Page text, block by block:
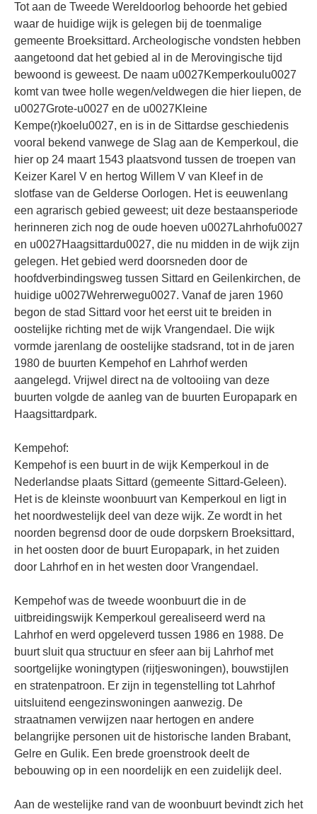
Tot aan de Tweede Wereldoorlog behoorde het gebied
waar de huidige wijk is gelegen bij de toenmalige
gemeente Broeksittard. Archeologische vondsten hebben
aangetoond dat het gebied al in de Merovingische tijd
bewoond is geweest. De naam u0027Kemperkoulu0027
komt van twee holle wegen/veldwegen die hier liepen, de
u0027Grote-u0027 en de u0027Kleine
Kempe(r)koelu0027, en is in de Sittardse geschiedenis
vooral bekend vanwege de Slag aan de Kemperkoul, die
hier op 24 maart 1543 plaatsvond tussen de troepen van
Keizer Karel V en hertog Willem V van Kleef in de
slotfase van de Gelderse Oorlogen. Het is eeuwenlang
een agrarisch gebied geweest; uit deze bestaansperiode
herinneren zich nog de oude hoeven u0027Lahrhofu0027
en u0027Haagsittardu0027, die nu midden in de wijk zijn
gelegen. Het gebied werd doorsneden door de
hoofdverbindingsweg tussen Sittard en Geilenkirchen, de
huidige u0027Wehrerwegu0027. Vanaf de jaren 1960
begon de stad Sittard voor het eerst uit te breiden in
oostelijke richting met de wijk Vrangendael. Die wijk
vormde jarenlang de oostelijke stadsrand, tot in de jaren
1980 de buurten Kempehof en Lahrhof werden
aangelegd. Vrijwel direct na de voltooiing van deze
buurten volgde de aanleg van de buurten Europapark en
Haagsittardpark.
Kempehof:
Kempehof is een buurt in de wijk Kemperkoul in de
Nederlandse plaats Sittard (gemeente Sittard-Geleen).
Het is de kleinste woonbuurt van Kemperkoul en ligt in
het noordwestelijk deel van deze wijk. Ze wordt in het
noorden begrensd door de oude dorpskern Broeksittard,
in het oosten door de buurt Europapark, in het zuiden
door Lahrhof en in het westen door Vrangendael.
Kempehof was de tweede woonbuurt die in de
uitbreidingswijk Kemperkoul gerealiseerd werd na
Lahrhof en werd opgeleverd tussen 1986 en 1988. De
buurt sluit qua structuur en sfeer aan bij Lahrhof met
soortgelijke woningtypen (rijtjeswoningen), bouwstijlen
en stratenpatroon. Er zijn in tegenstelling tot Lahrhof
uitsluitend eengezinswoningen aanwezig. De
straatnamen verwijzen naar hertogen en andere
belangrijke personen uit de historische landen Brabant,
Gelre en Gulik. Een brede groenstrook deelt de
bebouwing op in een noordelijk en een zuidelijk deel.
Aan de westelijke rand van de woonbuurt bevindt zich het